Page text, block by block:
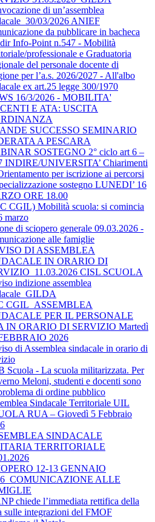
di un’assemblea
03/2026 ANIEF
da pubblicare in bacheca
Info-Point n.547 - Mobilità
professionale e Graduatoria
del personale docente di
per l’a.s. 2026/2027 - All'albo
ex art.25 legge 300/1970
16/3/2026 - MOBILITA'
E ATA: USCITA
SUCCESSO SEMINARIO
A PESCARA
SOSTEGNO 2° ciclo art 6 –
INDIRE/UNIVERSITA’ Chiarimenti
per iscrizione ai percorsi
sostegno LUNEDI’ 16
ORE 18.00
CGIL) Mobilità scuola: si comincia
marzo
di sciopero generale 09.03.2026 -
alle famiglie
DI ASSEMBLEA
IN ORARIO DI
CISL SCUOLA
indizione assemblea
CGIL_ASSEMBLEA
PER IL PERSONALE
IN ORARIO DI SERVIZIO Martedì
2026
di Assemblea sindacale in orario di
Scuola - La scuola militarizzata. Per
Meloni, studenti e docenti sono
di ordine pubblico
Sindacale Territoriale UIL
RUA – Giovedì 5 Febbraio
SINDACALE
TERRITORIALE
12-13 GENNAIO
ALLE
chiede l’immediata rettifica della
sulle integrazioni del FMOF